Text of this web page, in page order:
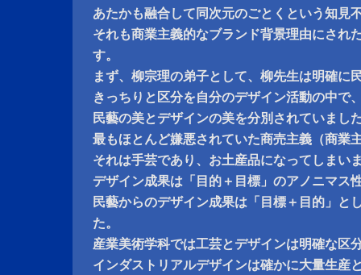
あたかも融合して同次元のごとくという知見
それも商業主義的なブランド背景理由にされ
す。
まず、柳宗理の弟子として、柳先生は明確に
きっちりと区分を自分のデザイン活動の中で
民藝の美とデザインの美を分別されていまし
最もほとんど嫌悪されていた商売主義（商業
それは手芸であり、お土産品になってしまい
デザイン成果は「目的＋目標」のアノニマス
民藝からのデザイン成果は「目標＋目的」と
た。
産業美術学科では工芸とデザインは明確な区
インダストリアルデザインは確かに大量生産